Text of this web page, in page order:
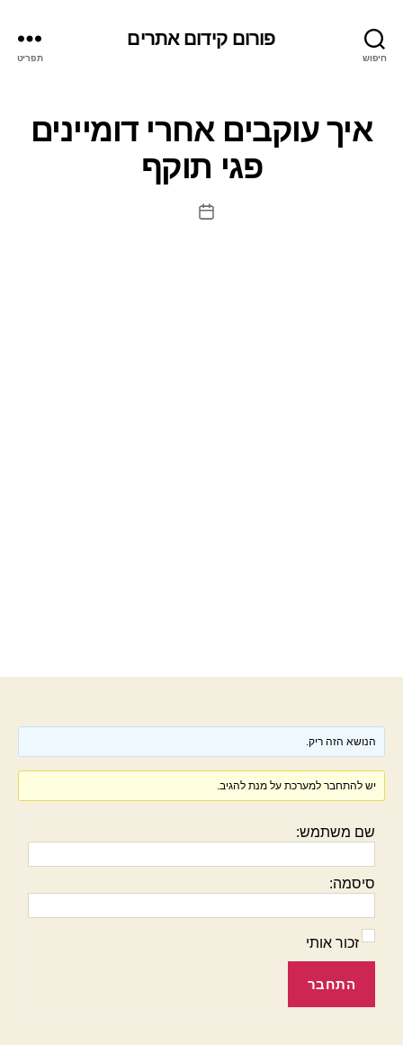
חיפוש
פורום קידום אתרים
תפריט
איך עוקבים אחרי דומיינים
פגי תוקף
תאריך
הנושא הזה ריק.
יש להתחבר למערכת על מנת להגיב.
שם משתמש:
סיסמה:
זכור אותי
התחבר